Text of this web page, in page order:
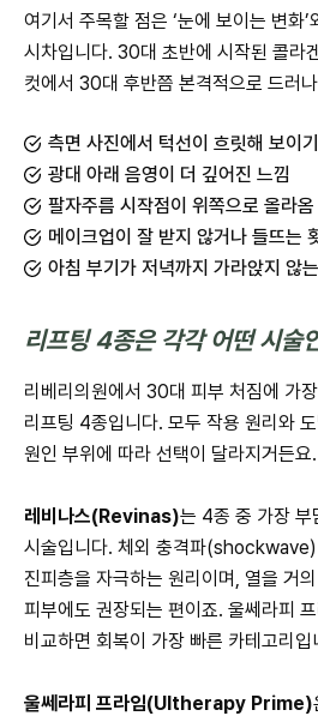
여기서 주목할 점은 ‘눈에 보이는 변화’
시차입니다. 30대 초반에 시작된 콜라
컷에서 30대 후반쯤 본격적으로 드러
측면 사진에서 턱선이 흐릿해 보이
광대 아래 음영이 더 깊어진 느낌
팔자주름 시작점이 위쪽으로 올라옴
메이크업이 잘 받지 않거나 들뜨는
아침 부기가 저녁까지 가라앉지 않
리프팅 4종은 각각 어떤 시술
리베리의원에서 30대 피부 처짐에 가
리프팅 4종입니다. 모두 작용 원리와
원인 부위에 따라 선택이 달라지거든요.
레비나스(Revinas)는 4종 중 가장 부
시술입니다. 체외 충격파(shockwave)
진피층을 자극하는 원리이며, 열을 거
피부에도 권장되는 편이죠. 울쎄라피 프
비교하면 회복이 가장 빠른 카테고리입
울쎄라피 프라임(Ultherapy Prime)